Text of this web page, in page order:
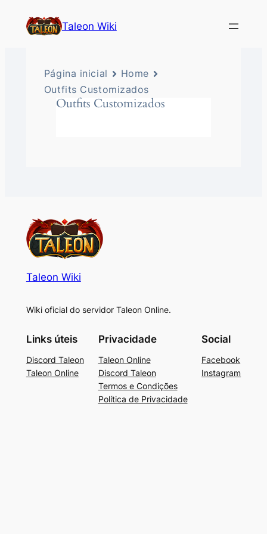
Taleon Wiki
Página inicial
Home
Outfits Customizados
Outfits Customizados
Taleon Wiki
Wiki oficial do servidor Taleon Online.
Links úteis
Discord Taleon
Taleon Online
Privacidade
Taleon Online
Discord Taleon
Termos e Condições
Política de Privacidade
Social
Facebook
Instagram